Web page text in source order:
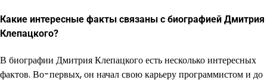
Какие интересные факты связаны с биографией Дмитрия
Клепацкого?
В биографии Дмитрия Клепацкого есть несколько интересных
фактов. Во-первых, он начал свою карьеру программистом и до